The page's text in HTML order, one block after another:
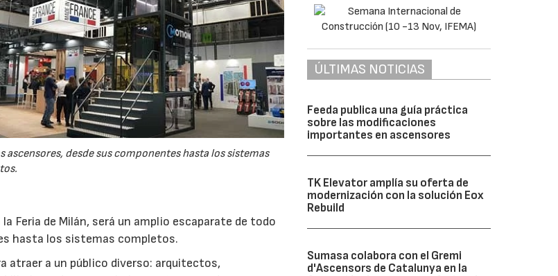
desde sus componentes hasta los sistemas
Feria de Milán, será un amplio escaparate de todo
hasta los sistemas completos.
atraer a un público diverso: arquitectos,
ÚLTIMAS NOTICIAS
Feeda publica una guía práctica
sobre las modificaciones
importantes en ascensores
TK Elevator amplía su oferta de
modernización con la solución Eox
Rebuild
Sumasa colabora con el Gremi
d'Ascensors de Catalunya en la